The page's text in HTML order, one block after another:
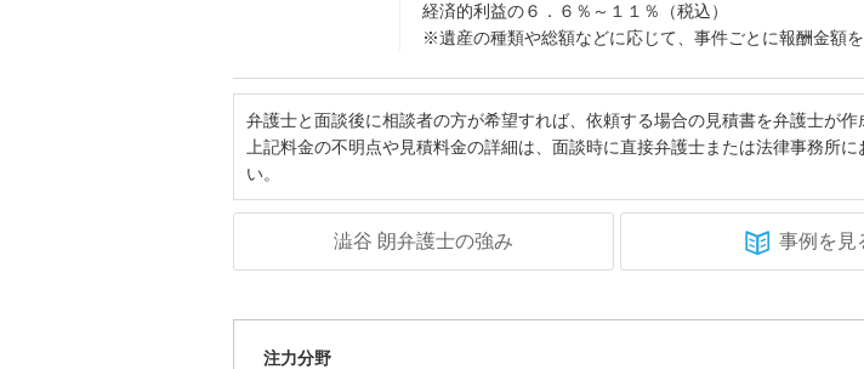
経済的利益の６．６％～１１％（税込）
※遺産の種類や総額などに応じて、事件ごとに報酬金額を
弁護士と面談後に相談者の方が希望すれば、依頼する場合の見積書を弁護士が作
上記料金の不明点や見積料金の詳細は、面談時に直接弁護士または法律事務所に
い。
澁谷 朗弁護士の強み 事例を見
注力分野